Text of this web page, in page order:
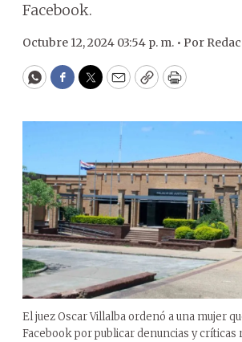
Facebook.
Octubre 12, 2024 03:54 p. m. • Por
WhatsApp
Facebook
Twitter
EmailCopyPrint
El juez Oscar Villalba ordenó a una mujer
Facebook por publicar denuncias y críticas